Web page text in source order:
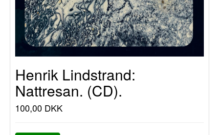
Henrik Lindstrand:
Nattresan. (CD).
100,00 DKK